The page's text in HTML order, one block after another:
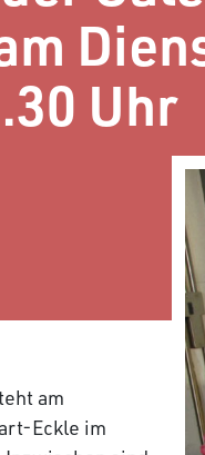
Uhr
am
Eckle im